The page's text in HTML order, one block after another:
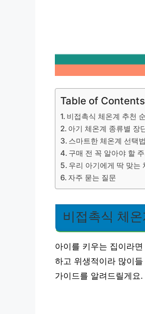
Table of Contents
비접촉식 체온계 추천
아기 체온계 종류별 장
스마트한 체온계 선택
구매 전 꼭 알아야 할
우리 아기에게 딱 맞는
자주 묻는 질문
비접촉식 체
아이를 키우는 집이라
하고 위생적이라 많이
가이드를 알려드릴게요.